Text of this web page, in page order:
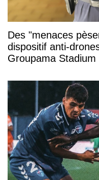
Des "menaces
dispositif anti-
Groupama